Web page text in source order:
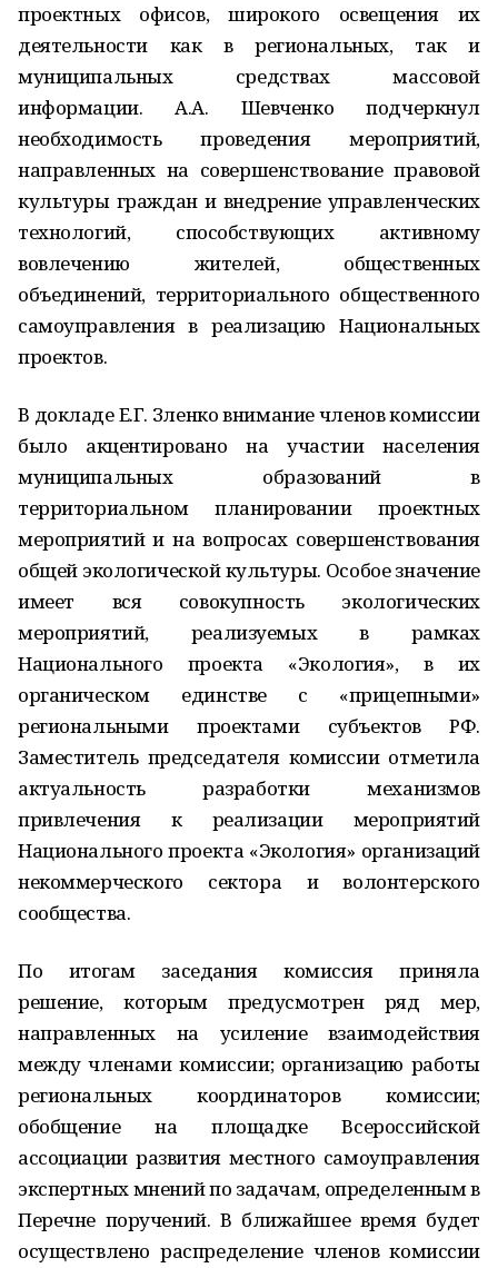
проектных офисов, широкого освещения их
деятельности как в региональных, так и
муниципальных средствах массовой
информации. А.А. Шевченко подчеркнул
необходимость проведения мероприятий,
направленных на совершенствование правовой
культуры граждан и внедрение управленческих
технологий, способствующих активному
вовлечению жителей, общественных
объединений, территориального общественного
самоуправления в реализацию Национальных
проектов.
В докладе Е.Г. Зленко внимание членов комиссии
было акцентировано на участии населения
муниципальных образований в
территориальном планировании проектных
мероприятий и на вопросах совершенствования
общей экологической культуры. Особое значение
имеет вся совокупность экологических
мероприятий, реализуемых в рамках
Национального проекта «Экология», в их
органическом единстве с «прицепными»
региональными проектами субъектов РФ.
Заместитель председателя комиссии отметила
актуальность разработки механизмов
привлечения к реализации мероприятий
Национального проекта «Экология» организаций
некоммерческого сектора и волонтерского
сообщества.
По итогам заседания комиссия приняла
решение, которым предусмотрен ряд мер,
направленных на усиление взаимодействия
между членами комиссии; организацию работы
региональных координаторов комиссии;
обобщение на площадке Всероссийской
ассоциации развития местного самоуправления
экспертных мнений по задачам, определенным в
Перечне поручений. В ближайшее время будет
осуществлено распределение членов комиссии